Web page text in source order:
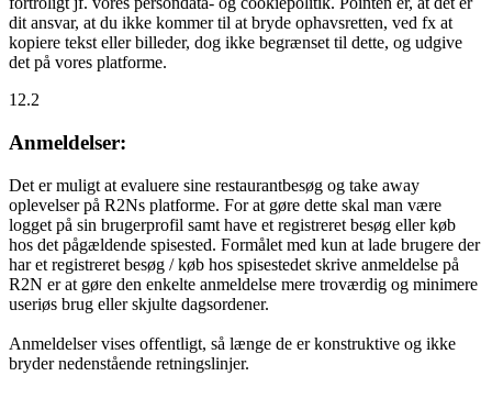
dit ansvar, at du ikke kommer til at bryde ophavsretten, ved fx at
kopiere tekst eller billeder, dog ikke begrænset til dette, og udgive
det på vores platforme.
12.2
Anmeldelser:
Det er muligt at evaluere sine restaurantbesøg og take away
oplevelser på R2Ns platforme. For at gøre dette skal man være
logget på sin brugerprofil samt have et registreret besøg eller køb
hos det pågældende spisested. Formålet med kun at lade brugere der
har et registreret besøg / køb hos spisestedet skrive anmeldelse på
R2N er at gøre den enkelte anmeldelse mere troværdig og minimere
useriøs brug eller skjulte dagsordener.
Anmeldelser vises offentligt, så længe de er konstruktive og ikke
bryder nedenstående retningslinjer.